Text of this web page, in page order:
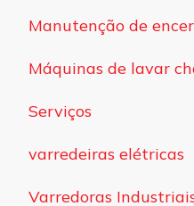
Manutenção de
Máquinas de lavar
Serviços
varredeiras elétricas
Varredoras